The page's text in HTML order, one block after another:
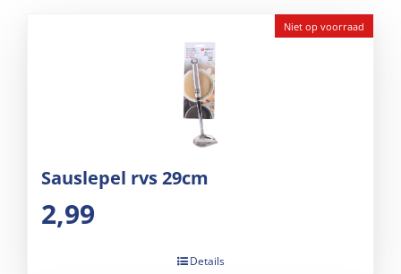
Niet op voorraad
Sauslepel rvs 29cm
2,99
Details